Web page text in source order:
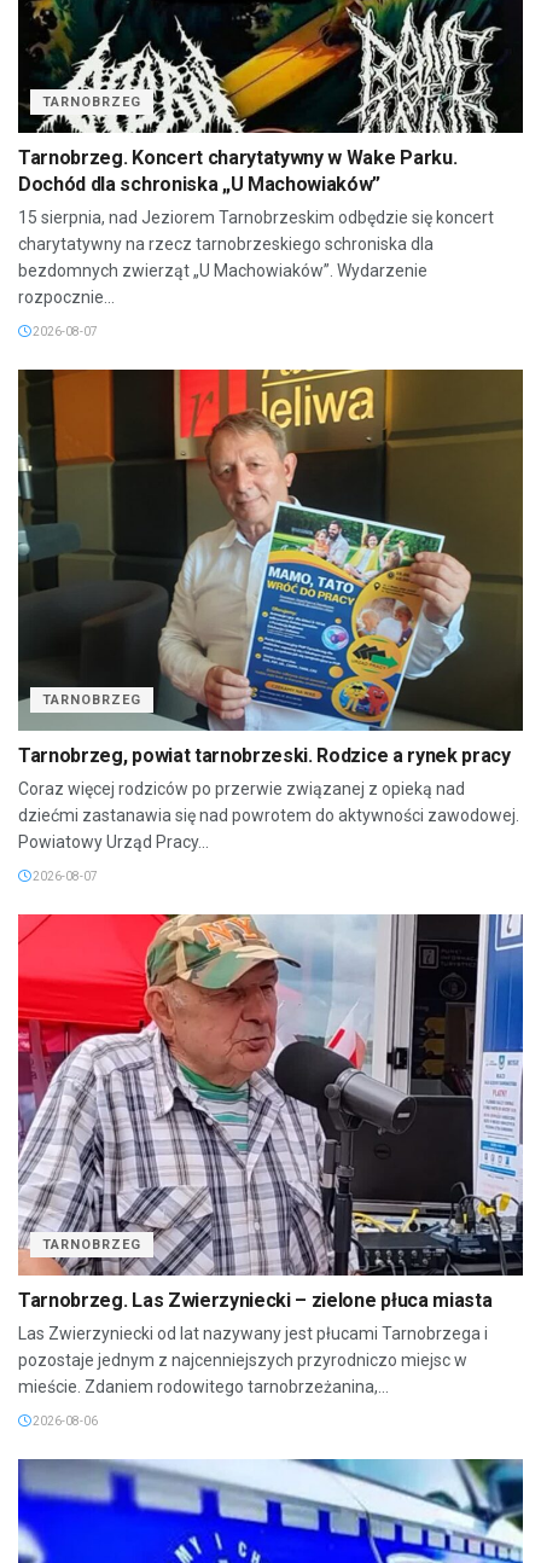
TARNOBRZEG
Tarnobrzeg. Koncert charytatywny w Wake Parku.
Dochód dla schroniska „U Machowiaków”
15 sierpnia, nad Jeziorem Tarnobrzeskim odbędzie się koncert
charytatywny na rzecz tarnobrzeskiego schroniska dla
bezdomnych zwierząt „U Machowiaków”. Wydarzenie
rozpocznie...
2026-08-07
TARNOBRZEG
Tarnobrzeg, powiat tarnobrzeski. Rodzice a rynek pracy
Coraz więcej rodziców po przerwie związanej z opieką nad
dziećmi zastanawia się nad powrotem do aktywności zawodowej.
Powiatowy Urząd Pracy...
2026-08-07
TARNOBRZEG
Tarnobrzeg. Las Zwierzyniecki – zielone płuca miasta
Las Zwierzyniecki od lat nazywany jest płucami Tarnobrzega i
pozostaje jednym z najcenniejszych przyrodniczo miejsc w
mieście. Zdaniem rodowitego tarnobrzeżanina,...
2026-08-06